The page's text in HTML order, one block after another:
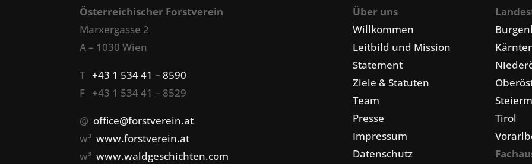
Österreichischer Forstverein
Marxergasse 2
A – 1030 Wien
T+43 1 534 41 – 8590
F +43 1 534 41 – 8529
@ office@forstverein.at
w³www.forstverein.at
w³www.waldgeschichten.com
Über uns
Willkommen
Leitbild und Mission
Statement
Ziele & Statuten
Team
Presse
Impressum
Datenschutz
Tirol